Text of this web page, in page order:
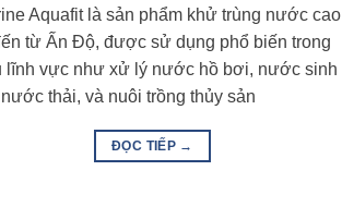
Aquafit là sản phẩm khử trùng nước cao
từ Ấn Độ, được sử dụng phổ biến trong
lĩnh vực như xử lý nước hồ bơi, nước sinh
nước thải, và nuôi trồng thủy sản
ĐỌC TIẾP →